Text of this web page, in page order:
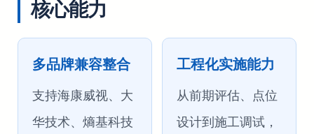
核心能力
多品牌兼容整合
支持海康威视、大
华技术、熵基科技
工程化实施能力
从前期评估、点位
设计到施工调试，